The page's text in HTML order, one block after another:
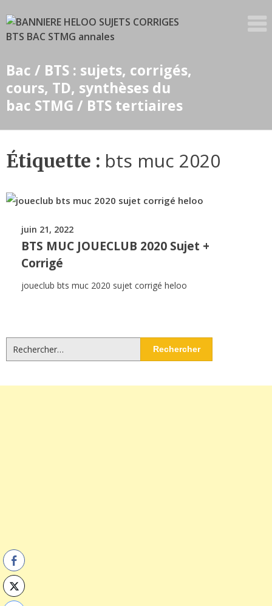
to
content
Bac / BTS : sujets, corrigés,
cours, TD, synthèses du
bac STMG / BTS tertiaires
Étiquette : bts muc 2020
juin 21, 2022
BTS MUC JOUECLUB 2020 Sujet +
Corrigé
joueclub bts muc 2020 sujet corrigé heloo
Rechercher :